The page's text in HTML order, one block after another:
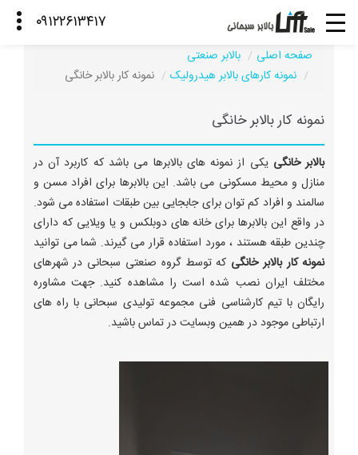
صفحه اصلی
بالابر صنعتی
نمونه کارهای بالابر هیدرولیک
نمونه کار بالابر خانگی
نمونه کار بالابر خانگی
بالابر خانگی یکی از نمونه های بالابرها می باشد که کاربرد آن در
منازل و محیط مسکونی می باشد. این بالابرها برای افراد مسن و
سالمند و افراد کم توان برای جابجایی بین طبقات استفاده می شود.
در واقع این بالابرها برای خانه های دوبلکس و یا ویلایی که دارای
چندین طبقه هستند ، مورد استفاده قرار می گیرند. شما می توانید
نمونه کار بالابر خانگی که توسط گروه صنعتی سبحانی در شهرهای
مختلف ایران نصب شده است را مشاهده کنید. جهت مشاوره
رایگان با تیم کارشناسی فنی مجموعه تولیدی سبحانی با راه های
ارتباطی موجود در همین وبسایت در تماس باشید.